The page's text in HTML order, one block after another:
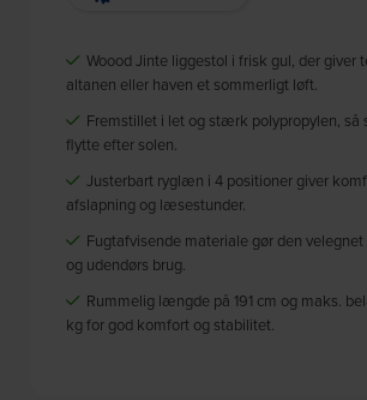
Woood Jinte liggestol i frisk gul, der giver
altanen eller haven et sommerligt løft.
Fremstillet i let og stærk polypropylen, så
flytte efter solen.
Justerbart ryglæn i 4 positioner giver
afslapning og læsestunder.
Fugtafvisende materiale gør den
og udendørs brug.
Rummelig længde på 191 cm og maks.
kg for god komfort og stabilitet.